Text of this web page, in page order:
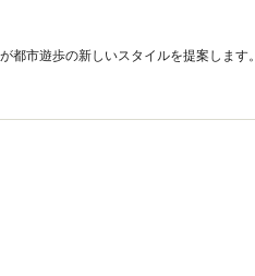
都市遊歩の新しいスタイルを提案します。